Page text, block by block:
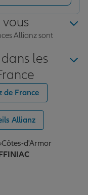
Allianz sont
les
de France
Allianz
Côtes-d'Armor